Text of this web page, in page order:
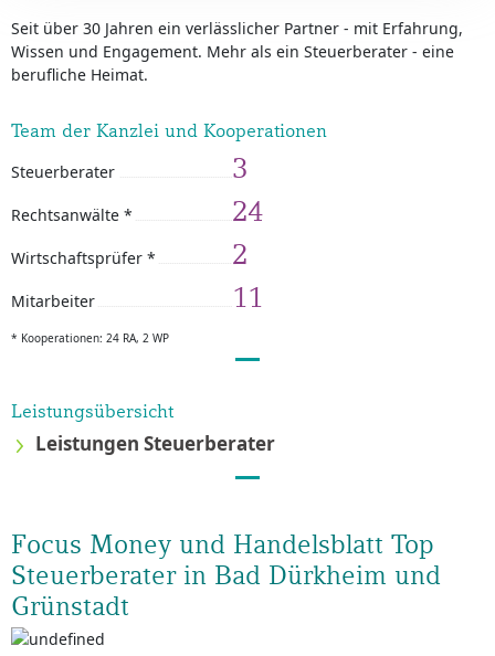
Seit über 30 Jahren ein verlässlicher Partner - mit Erfahrung,
Wissen und Engagement. Mehr als ein Steuerberater - eine
berufliche Heimat.
Team der Kanzlei und Kooperationen
Steuerberater 3
Rechtsanwälte * 24
Wirtschaftsprüfer * 2
Mitarbeiter 11
* Kooperationen: 24 RA, 2 WP
Leistungsübersicht
Leistungen Steuerberater
Focus Money und Handelsblatt Top
Steuerberater in Bad Dürkheim und
Grünstadt